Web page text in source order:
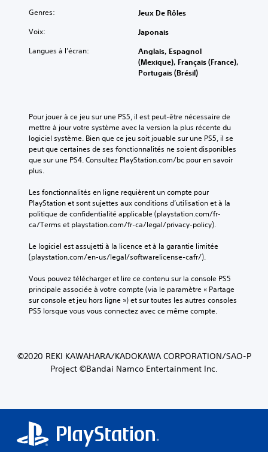
Genres: Jeux De Rôles
Voix: Japonais
Langues à l’écran:
Anglais, Espagnol
(Mexique), Français (France),
Portugais (Brésil)
Pour jouer à ce jeu sur une PS5, il est peut-être nécessaire de
mettre à jour votre système avec la version la plus récente du
logiciel système. Bien que ce jeu soit jouable sur une PS5, il se
peut que certaines de ses fonctionnalités ne soient disponibles
que sur une PS4. Consultez PlayStation.com/bc pour en savoir
plus.
Les fonctionnalités en ligne requièrent un compte pour
PlayStation et sont sujettes aux conditions d’utilisation et à la
politique de confidentialité applicable (playstation.com/fr-
ca/Terms et playstation.com/fr-ca/legal/privacy-policy).
Le logiciel est assujetti à la licence et à la garantie limitée
(playstation.com/en-us/legal/softwarelicense-cafr/).
Vous pouvez télécharger et lire ce contenu sur la console PS5
principale associée à votre compte (via le paramètre « Partage
sur console et jeu hors ligne ») et sur toutes les autres consoles
PS5 lorsque vous vous connectez avec ce même compte.
©2020 REKI KAWAHARA/KADOKAWA CORPORATION/SAO-P
Project ©Bandai Namco Entertainment Inc.